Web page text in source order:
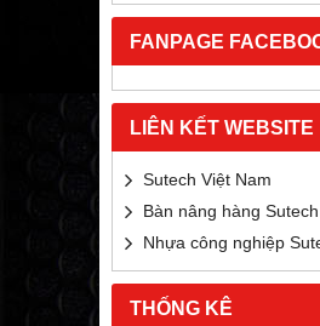
FANPAGE
LIÊN KẾT WEBSITE
Sutech Việt Nam
Bàn nâng hàng Sutech
Nhựa công nghiệp
THỐNG KÊ